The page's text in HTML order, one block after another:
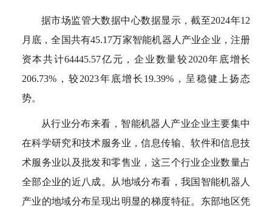
据市场监管大数据中心数据显示，截至2024年12
月底，全国共有45.17万家智能机器人产业企业，注册
资本共计64445.57亿元，企业数量较2020年底增长
206.73%，较2023年底增长19.39%，呈稳健上扬态
势。
从行业分布来看，智能机器人产业企业主要集中
在科学研究和技术服务业，信息传输、软件和信息技
术服务业以及批发和零售业，这三个行业企业数量占
全部企业的近八成。从地域分布看，我国智能机器人
产业的地域分布呈现出明显的梯度特征。东部地区凭